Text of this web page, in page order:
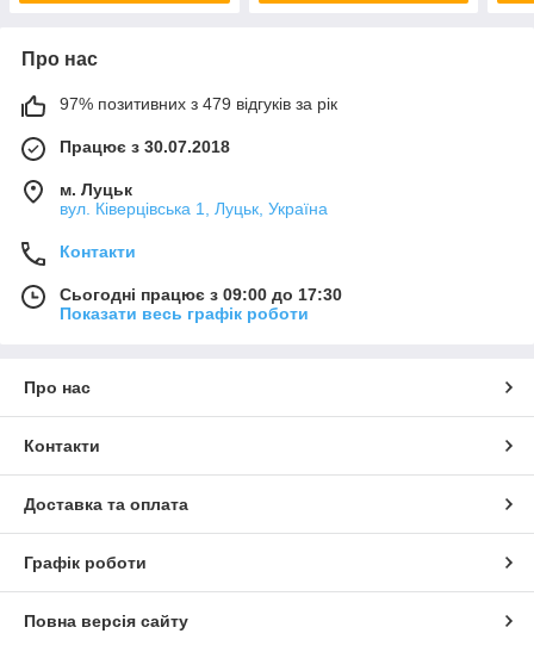
Про нас
97% позитивних з 479 відгуків за рік
Працює з 30.07.2018
м. Луцьк
вул. Ківерцівська 1, Луцьк, Україна
Контакти
Сьогодні працює з 09:00 до 17:30
Показати весь графік роботи
Про нас
Контакти
Доставка та оплата
Графік роботи
Повна версія сайту